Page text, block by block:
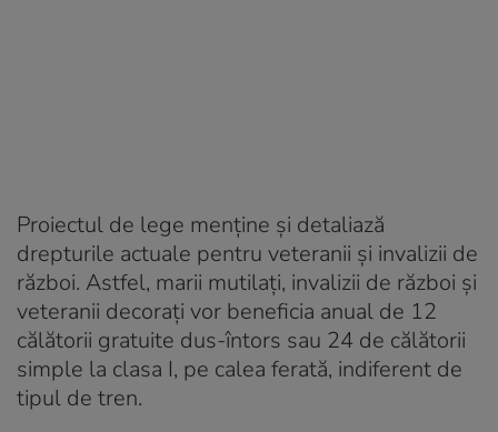
Proiectul de lege menține și detaliază
drepturile actuale pentru veteranii și invalizii de
război. Astfel, marii mutilați, invalizii de război și
veteranii decorați vor beneficia anual de 12
călătorii gratuite dus-întors sau 24 de călătorii
simple la clasa I, pe calea ferată, indiferent de
tipul de tren.